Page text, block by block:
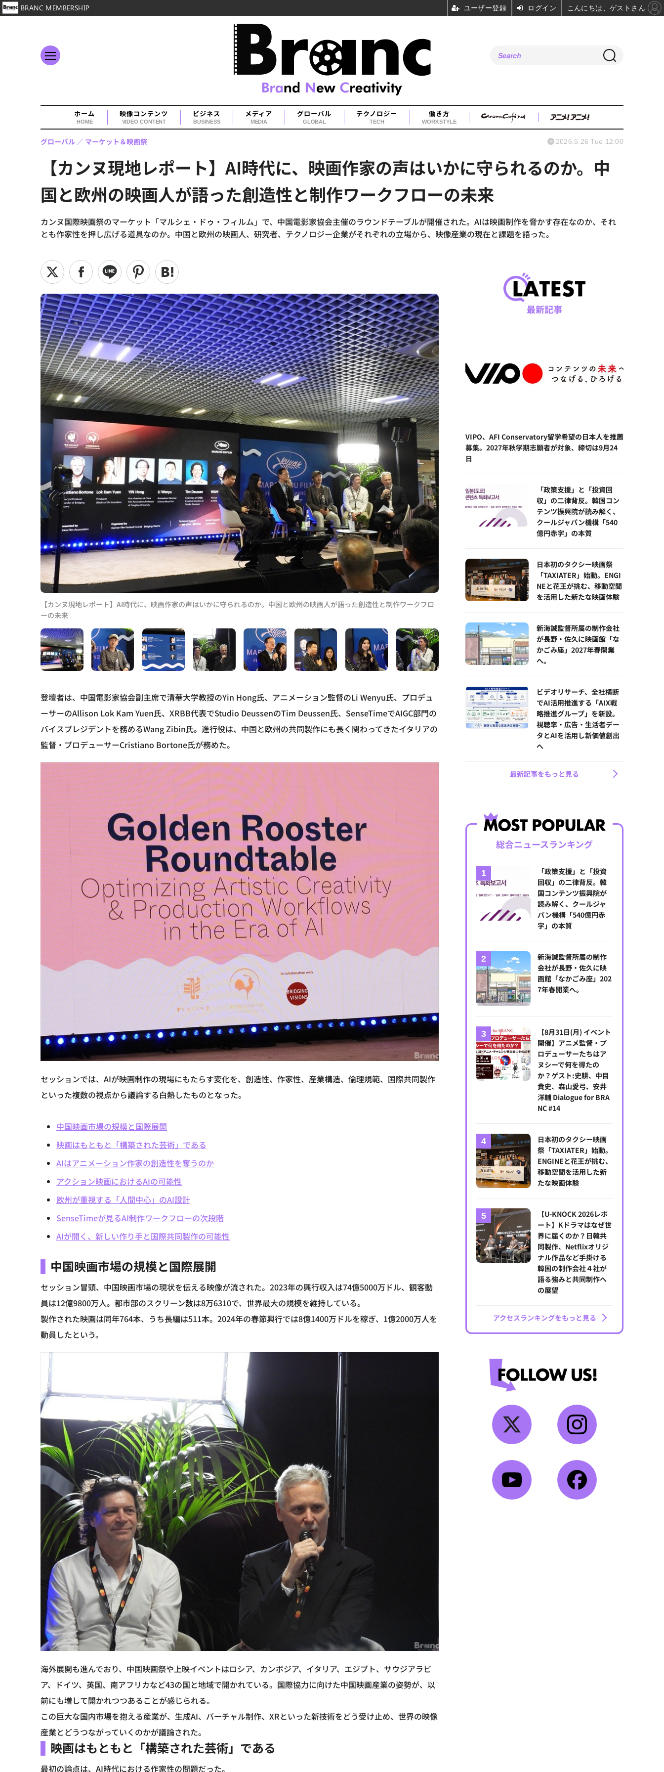
ホーム
HOME
映像コンテンツ
VIDEO CONTENT
ビジネス
BUSINESS
メディア
MEDIA
グローバル
GLOBAL
テクノロジー
TECH
働き方
WORKSTYLE
【カンヌ現地レポート】AI時代に、映画作家の声はいかに守られるのか。中
国と欧州の映画人が語った創造性と制作ワークフローの未来
カンヌ国際映画祭のマーケット「マルシェ・ドゥ・フィルム」で、中国電影家協会主催のラウンドテーブルが開催された。AIは映画制作を脅かす存在なのか、それ
とも作家性を押し広げる道具なのか。中国と欧州の映画人、研究者、テクノロジー企業がそれぞれの立場から、映像産業の現在と課題を語った。
グローバル マーケット＆映画祭 2026.5.26 Tue 12:00
【カンヌ現地レポート】AI時代に、映画作家の声はいかに守られるのか。中国と欧州の映画人が語った創造性と制作ワークフロ
ーの未来
登壇者は、中国電影家協会副主席で清華大学教授のYin Hong氏、アニメーション監督のLi Wenyu氏、プロデュ
ーサーのAllison Lok Kam Yuen氏、XRBB代表でStudio DeussenのTim Deussen氏、SenseTimeでAIGC部門の
バイスプレジデントを務めるWang Zibin氏。進行役は、中国と欧州の共同製作にも長く関わってきたイタリアの
監督・プロデューサーCristiano Bortone氏が務めた。
セッションでは、AIが映画制作の現場にもたらす変化を、創造性、作家性、産業構造、倫理規範、国際共同製作
といった複数の視点から議論する白熱したものとなった。
中国映画市場の規模と国際展開
映画はもともと「構築された芸術」である
AIはアニメーション作家の創造性を奪うのか
アクション映画におけるAIの可能性
欧州が重視する「人間中心」のAI設計
SenseTimeが見るAI制作ワークフローの次段階
AIが開く、新しい作り手と国際共同製作の可能性
中国映画市場の規模と国際展開
セッション冒頭、中国映画市場の現状を伝える映像が流された。2023年の興行収入は74億5000万ドル、観客動
員は12億9800万人。都市部のスクリーン数は8万6310で、世界最大の規模を維持している。
製作された映画は同年764本、うち長編は511本。2024年の春節興行では8億1400万ドルを稼ぎ、1億2000万人を
動員したという。
海外展開も進んでおり、中国映画祭や上映イベントはロシア、カンボジア、イタリア、エジプト、サウジアラビ
ア、ドイツ、英国、南アフリカなど43の国と地域で開かれている。国際協力に向けた中国映画産業の姿勢が、以
前にも増して開かれつつあることが感じられる。
この巨大な国内市場を抱える産業が、生成AI、バーチャル制作、XRといった新技術をどう受け止め、世界の映像
産業とどうつながっていくのかが議論された。
映画はもともと「構築された芸術」である
最初の論点は、AI時代における作家性の問題だった。
最新記事
VIPO、AFI Conservatory留学希望の日本人を推薦
募集。2027年秋学期志願者が対象、締切は9月24
日
「政策支援」と「投資回
収」の二律背反。韓国コン
テンツ振興院が読み解く、
クールジャパン機構「540
億円赤字」の本質
日本初のタクシー映画祭
「TAXIATER」始動。ENGI
NEと花王が挑む、移動空間
を活用した新たな映画体験
新海誠監督所属の制作会社
が長野・佐久に映画館「な
かごみ座」2027年春開業
へ。
ビデオリサーチ、全社横断
でAI活用推進する「AIX戦
略推進グループ」を新設。
視聴率・広告・生活者デー
タとAIを活用し新価値創出
へ
最新記事をもっと見る
総合ニュースランキング
「政策支援」と「投資
回収」の二律背反。韓
国コンテンツ振興院が
読み解く、クールジャ
パン機構「540億円赤
字」の本質
新海誠監督所属の制作
会社が長野・佐久に映
画館「なかごみ座」202
7年春開業へ。
【8月31日(月) イベント
開催】アニメ監督・プ
ロデューサーたちはア
ヌシーで何を得たの
か？ゲスト:史耕、中目
貴史、森山愛弓、安井
洋輔 Dialogue for BRA
NC #14
日本初のタクシー映画
祭「TAXIATER」始動。
ENGINEと花王が挑む、
移動空間を活用した新
たな映画体験
【U-KNOCK 2026レポ
ート】Kドラマはなぜ世
界に届くのか？日韓共
同製作、Netflixオリジ
ナル作品など手掛ける
韓国の制作会社４社が
語る強みと共同制作へ
の展望
アクセスランキングをもっと見る
BRANC MEMBERSHIP ユーザー登録 ログイン こんにちは、ゲストさん